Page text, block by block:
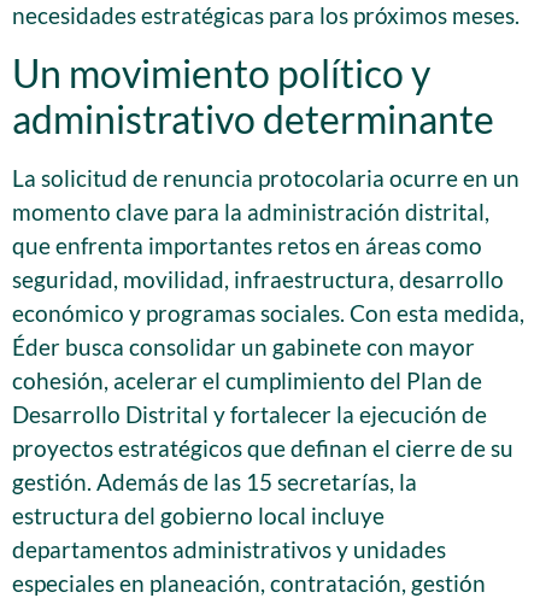
necesidades estratégicas para los próximos meses.
Un movimiento político y
administrativo determinante
La solicitud de renuncia protocolaria ocurre en un
momento clave para la administración distrital,
que enfrenta importantes retos en áreas como
seguridad, movilidad, infraestructura, desarrollo
económico y programas sociales. Con esta medida,
Éder busca consolidar un gabinete con mayor
cohesión, acelerar el cumplimiento del Plan de
Desarrollo Distrital y fortalecer la ejecución de
proyectos estratégicos que definan el cierre de su
gestión. Además de las 15 secretarías, la
estructura del gobierno local incluye
departamentos administrativos y unidades
especiales en planeación, contratación, gestión